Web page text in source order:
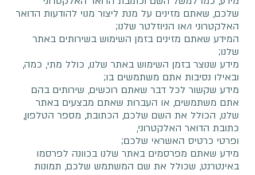
שלכם, שאתם מזינים על מנת ליצור מנוי להודעות הדואר
האלקטרוני ו/או הניוזלטר שלנו;
המידע שאתם מזינים בזמן השימוש בשירותים באתר
שלנו;
מידע שנוצר בזמן השימוש באתר שלנו, כולל מתי, כמה,
ובאילו נסיבות אתם משתמשים בו;
מידע שקשור לכל דבר שאתם רוכשים, שירותים בהם
אתם משתמשים, או העברות שאתם מבצעים באתר
שלנו, הכולל את השם שלכם, הכתובת, מספר הטלפון,
כתובת הדואר האלקטרוני,
ופרטי כרטיס האשראי שלכם;
מידע שאתם מפרסמים באתר שלנו בכוונה לפרסמו
באינטרנט, שכולל את שם המשתמש שלכם, תמונות